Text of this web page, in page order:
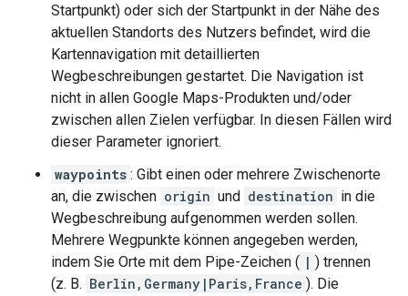
Startpunkt) oder sich der Startpunkt in der Nähe des
aktuellen Standorts des Nutzers befindet, wird die
Kartennavigation mit detaillierten
Wegbeschreibungen gestartet. Die Navigation ist
nicht in allen Google Maps-Produkten und/oder
zwischen allen Zielen verfügbar. In diesen Fällen wird
dieser Parameter ignoriert.
waypoints : Gibt einen oder mehrere Zwischenorte
an, die zwischen origin und destination in die
Wegbeschreibung aufgenommen werden sollen.
Mehrere Wegpunkte können angegeben werden,
indem Sie Orte mit dem Pipe-Zeichen ( | ) trennen
(z. B. Berlin,Germany|Paris,France ). Die